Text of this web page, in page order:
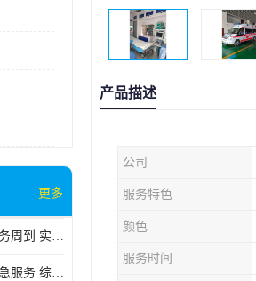
更多
韶关长途救护车 服务周到 实用性较大
肇庆保障救护车 紧急服务 综合性转送
产品描述
公司
服务特色
颜色
服务时间